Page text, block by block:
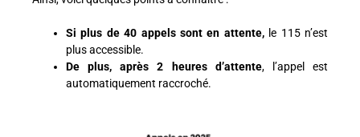
Si plus de 40 appels sont en attente, le 115 n’est
plus accessible.
De plus, après 2 heures d’attente, l’appel est
automatiquement raccroché.